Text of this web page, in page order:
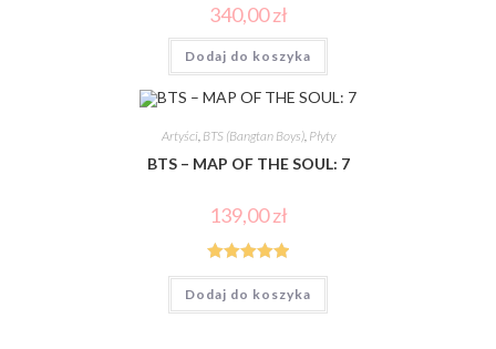
340,00zł
Dodaj do koszyka
Artyści, BTS (Bangtan Boys), Płyty
BTS – MAP OF THE SOUL: 7
139,00zł
Oceniono
5.00na 5
Dodaj do koszyka